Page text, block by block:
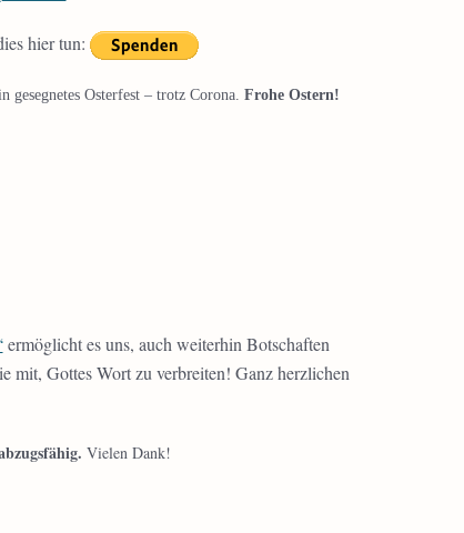
hier tun:
gesegnetes Osterfest – trotz Corona. Frohe Ostern!
ermöglicht es uns, auch weiterhin Botschaften
mit, Gottes Wort zu verbreiten! Ganz herzlichen
Vielen Dank!